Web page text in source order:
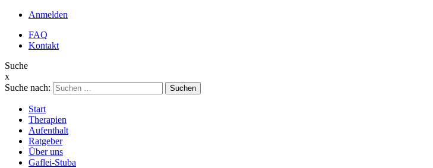
Anmelden
FAQ
Kontakt
Suche
x
Suche nach:
Start
Therapien
Aufenthalt
Ratgeber
Über uns
Gaflei-Stuba